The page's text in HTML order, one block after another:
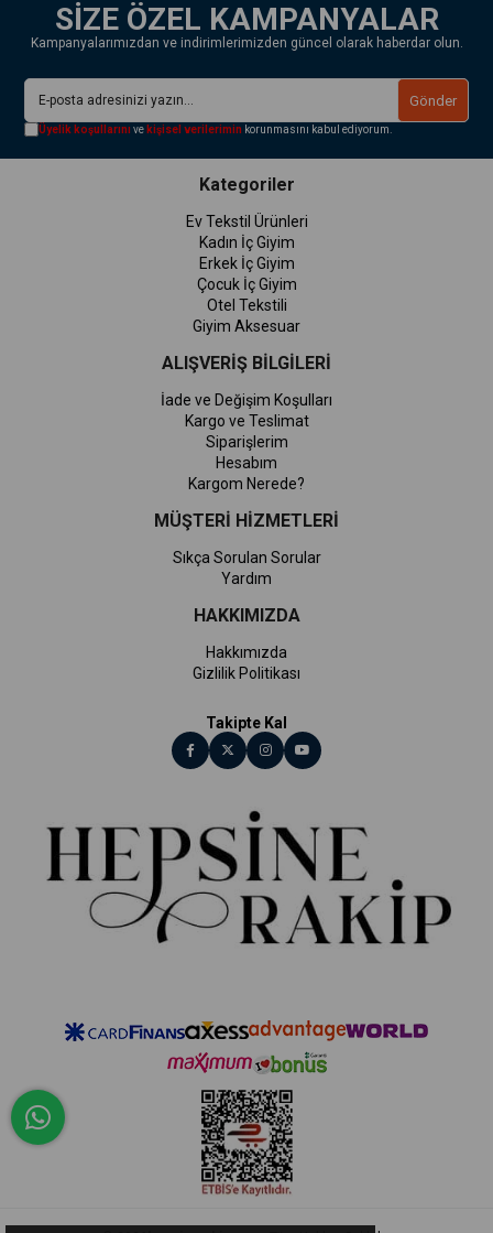
SİZE ÖZEL KAMPANYALAR
Kampanyalarımızdan ve indirimlerimizden güncel olarak haberdar olun.
Gönder
Üyelik koşullarını ve kişisel verilerimin korunmasını kabul ediyorum.
Kategoriler
Ev Tekstil Ürünleri
Kadın İç Giyim
Erkek İç Giyim
Çocuk İç Giyim
Otel Tekstili
Giyim Aksesuar
ALIŞVERİŞ BİLGİLERİ
İade ve Değişim Koşulları
Kargo ve Teslimat
Siparişlerim
Hesabım
Kargom Nerede?
MÜŞTERİ HİZMETLERİ
Sıkça Sorulan Sorular
Yardım
HAKKIMIZDA
Hakkımızda
Gizlilik Politikası
Takipte Kal